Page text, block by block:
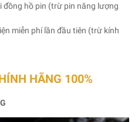
đồng hồ pin (trừ pin năng lượng
miễn phí lần đầu tiên (trừ kính
HÃNG 100%